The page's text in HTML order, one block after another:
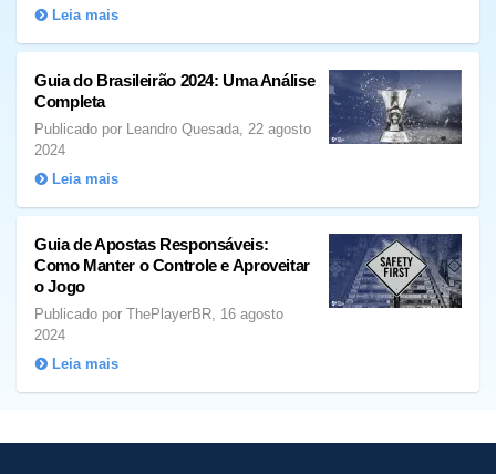
Leia mais
Guia do Brasileirão 2024: Uma Análise
Completa
Publicado por Leandro Quesada, 22 agosto
2024
Leia mais
Guia de Apostas Responsáveis:
Como Manter o Controle e Aproveitar
o Jogo
Publicado por ThePlayerBR, 16 agosto
2024
Leia mais